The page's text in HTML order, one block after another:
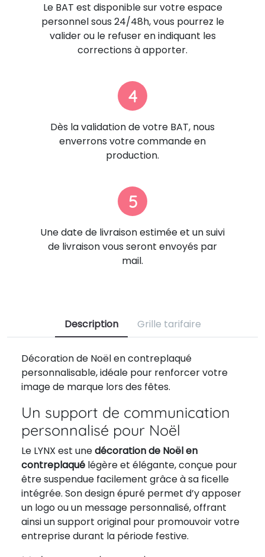
Le BAT est disponible sur votre espace
personnel sous 24/48h, vous pourrez le
valider ou le refuser en indiquant les
corrections à apporter.
4
Dès la validation de votre BAT, nous
enverrons votre commande en
production.
5
Une date de livraison estimée et un suivi
de livraison vous seront envoyés par
mail.
Description Grille tarifaire
Décoration de Noël en contreplaqué
personnalisable, idéale pour renforcer votre
image de marque lors des fêtes.
Un support de communication
personnalisé pour Noël
Le LYNX est unedécoration de Noël en
contreplaqué légère et élégante, conçue pour
être suspendue facilement grâce à sa ficelle
intégrée. Son design épuré permet d’y apposer
un logo ou un message personnalisé, offrant
ainsi un support original pour promouvoir votre
entreprise durant la période festive.